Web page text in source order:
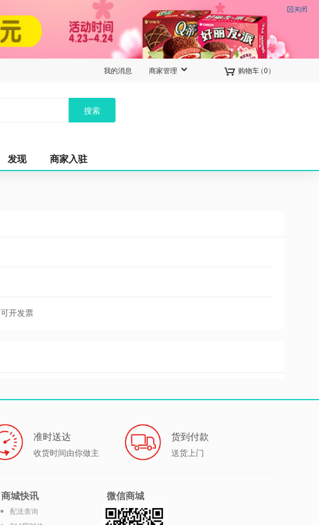
 购物车（0）
商家管理 
我的消息
搜索
发现 商家入驻
可开发票
准时送达
收货时间由你做主
货到付款
送货上门
商城快讯
配送查询
微信商城